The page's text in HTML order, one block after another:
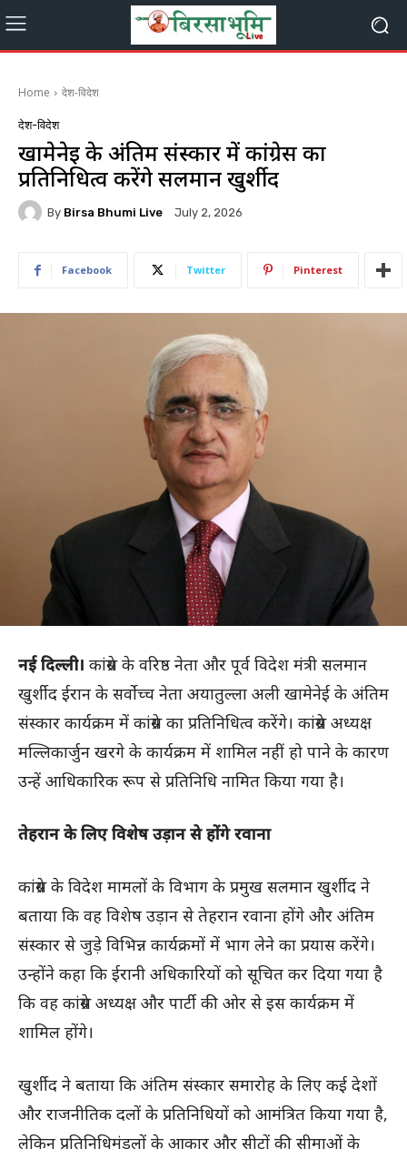
Home देश-विदेश
देश-विदेश
खामेनेई के अंतिम संस्कार में कांग्रेस का
प्रतिनिधित्व करेंगे सलमान खुर्शीद
By Birsa Bhumi Live July 2, 2026
Facebook Twitter Pinterest
नई दिल्ली। कांग्रेस के वरिष्ठ नेता और पूर्व विदेश मंत्री सलमान
खुर्शीद ईरान के सर्वोच्च नेता अयातुल्ला अली खामेनेई के अंतिम
संस्कार कार्यक्रम में कांग्रेस का प्रतिनिधित्व करेंगे। कांग्रेस अध्यक्ष
मल्लिकार्जुन खरगे के कार्यक्रम में शामिल नहीं हो पाने के कारण
उन्हें आधिकारिक रूप से प्रतिनिधि नामित किया गया है।
तेहरान के लिए विशेष उड़ान से होंगे रवाना
कांग्रेस के विदेश मामलों के विभाग के प्रमुख सलमान खुर्शीद ने
बताया कि वह विशेष उड़ान से तेहरान रवाना होंगे और अंतिम
संस्कार से जुड़े विभिन्न कार्यक्रमों में भाग लेने का प्रयास करेंगे।
उन्होंने कहा कि ईरानी अधिकारियों को सूचित कर दिया गया है
कि वह कांग्रेस अध्यक्ष और पार्टी की ओर से इस कार्यक्रम में
शामिल होंगे।
खुर्शीद ने बताया कि अंतिम संस्कार समारोह के लिए कई देशों
और राजनीतिक दलों के प्रतिनिधियों को आमंत्रित किया गया है,
लेकिन प्रतिनिधिमंडलों के आकार और सीटों की सीमाओं के